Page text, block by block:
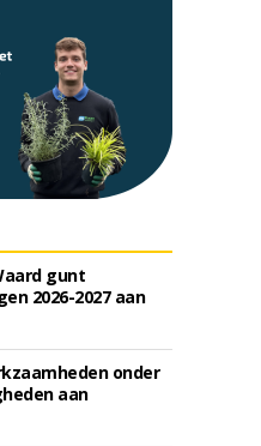
gunt
2026-2027 aan
onder
aan